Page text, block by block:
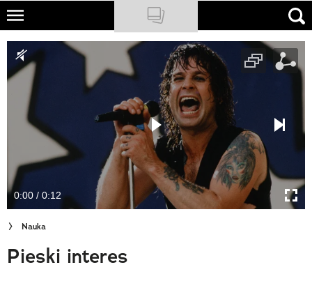
Skip
main
content
NATIONAL GEOGRAPHIC
TRAVELER
PODCASTY
Newsletter
Cuda Polski
Wielki Konkurs Fotograficzny
Trendbook Podróżniczy
0:00 / 0:12
Nauka
Pieski interes